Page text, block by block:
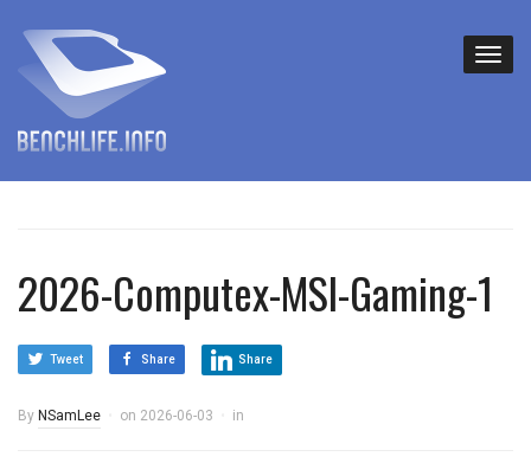
2026-Computex-MSI-Gaming-1
Tweet Share Share
By NSamLee on 2026-06-03 in